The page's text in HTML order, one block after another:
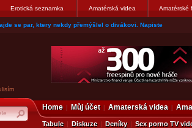
Erotická seznamka Amatérská videa Amatérské
se par, ktery nekdy přemýšlel o divákovi. Napiste
Home Můj účet Amaterská videa
Tabule Diskuze Deníky Sex porno TV